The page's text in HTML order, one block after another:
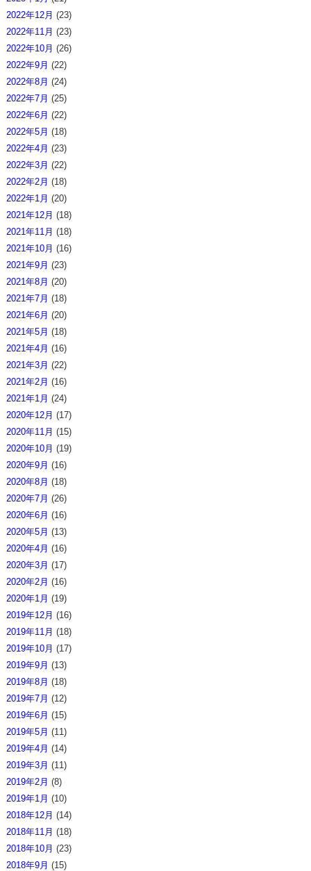
2022年12月 (23)
2022年11月 (23)
2022年10月 (26)
2022年9月 (22)
2022年8月 (24)
2022年7月 (25)
2022年6月 (22)
2022年5月 (18)
2022年4月 (23)
2022年3月 (22)
2022年2月 (18)
2022年1月 (20)
2021年12月 (18)
2021年11月 (18)
2021年10月 (16)
2021年9月 (23)
2021年8月 (20)
2021年7月 (18)
2021年6月 (20)
2021年5月 (18)
2021年4月 (16)
2021年3月 (22)
2021年2月 (16)
2021年1月 (24)
2020年12月 (17)
2020年11月 (15)
2020年10月 (19)
2020年9月 (16)
2020年8月 (18)
2020年7月 (26)
2020年6月 (16)
2020年5月 (13)
2020年4月 (16)
2020年3月 (17)
2020年2月 (16)
2020年1月 (19)
2019年12月 (16)
2019年11月 (18)
2019年10月 (17)
2019年9月 (13)
2019年8月 (18)
2019年7月 (12)
2019年6月 (15)
2019年5月 (11)
2019年4月 (14)
2019年3月 (11)
2019年2月 (8)
2019年1月 (10)
2018年12月 (14)
2018年11月 (18)
2018年10月 (23)
2018年9月 (15)